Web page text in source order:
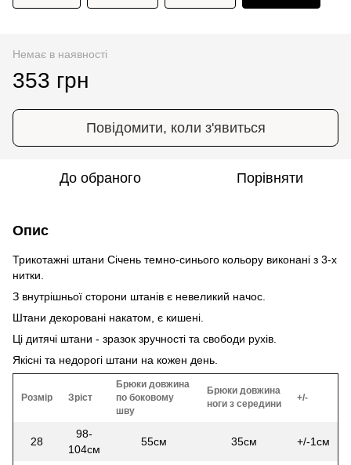
Немає в наявності
353 грн
Повідомити, коли з'явиться
До обраного Порівняти
Опис
Трикотажні штани Січень темно-синього кольору виконані з 3-х
нитки.
З внутрішньої сторони штанів є невеликий начос.
Штани декоровані накатом, є кишені.
Ці дитячі штани - зразок зручності та свободи рухів.
Якісні та недорогі штани на кожен день.
Розмір Зріст
Брюки довжина
по боковому
шву
Брюки довжина
ноги з середини
+/-
28
98-
104см
55см 35см +/-1см